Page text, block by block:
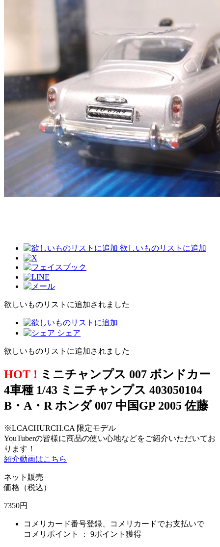
欲しいものリストに追加
欲しいものリストに追加されました
シェア
欲しいものリストに追加されました
HOT ! ミニチャンプス 007 ボンドカー
4車種 1/43 ミニチャンプス 403050104
B・A・R ホンダ 007 中国GP 2005 佐藤
※LCACHURCH.CA 限定モデル
YouTuberの皆様に商品の使い心地などをご紹介いただいてお
ります！
紹介動画はこちら
ネット販売
価格（税込）
7350円
コメリカード番号登録、コメリカードでお支払いで
コメリポイント ： 9ポイント獲得